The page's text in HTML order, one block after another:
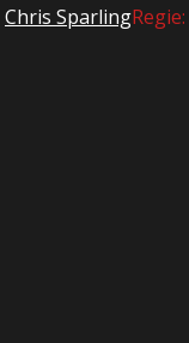
Chris SparlingRegie: